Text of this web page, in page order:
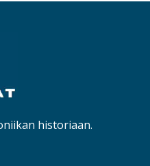
historiaan.